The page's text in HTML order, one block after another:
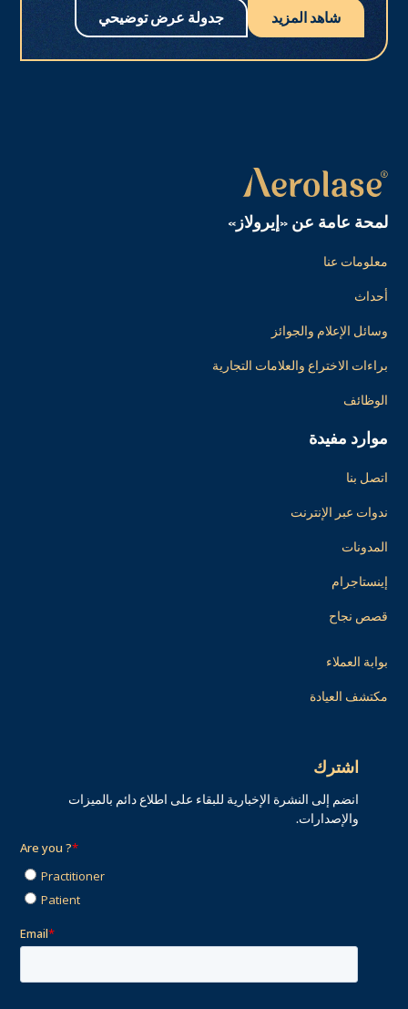
شاهد المزيد جدولة عرض توضيحي
لمحة عامة عن «إيرولاز»
معلومات عنا
أحداث
وسائل الإعلام والجوائز
براءات الاختراع والعلامات التجارية
الوظائف
موارد مفيدة
اتصل بنا
ندوات عبر الإنترنت
المدونات
إينستاجرام
قصص نجاح
بوابة العملاء
مكتشف العيادة
اشترك
انضم إلى النشرة الإخبارية للبقاء على اطلاع دائم بالميزات
والإصدارات.